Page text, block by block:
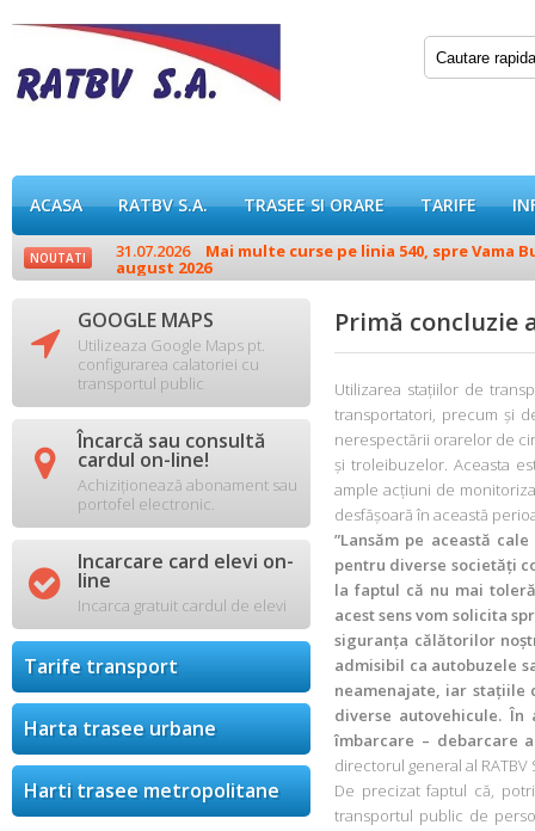
ACASA RATBV S.A. TRASEE SI ORARE TARIFE
NOUTATI 31.07.2026 Mai multe curse pe linia 540, spre Vama
august 2026
 GOOGLE MAPS
Utilizeaza Google Maps pt.
configurarea calatoriei cu
transportul public
 Încarcă sau consultă
cardul on-line!
Achiziționează abonament sau
portofel electronic.
 Incarcare card elevi on-
line
Incarca gratuit cardul de elevi
Tarife transport
Harta trasee urbane
Harti trasee metropolitane
Primă
Utilizarea stațiilor de
transportatori, precum și
nerespectării orarelor de
și troleibuzelor. Aceasta
ample acțiuni de
desfășoară în această
”Lansăm pe această
pentru diverse societăți
la faptul că nu mai
acest sens vom solicita
siguranța călătorilor
admisibil ca autobuzele
neamenajate, iar stațiile
diverse autovehicule.
îmbarcare – debarcare
directorul general al RATBV
De precizat faptul că,
transportul public de